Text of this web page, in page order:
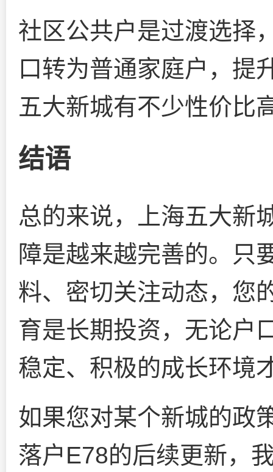
社区公共户是过渡选择
口转为普通家庭户，提
五大新城有不少性价比
结语
总的来说，上海五大新
障是越来越完善的。只
料、密切关注动态，您
育是长期投资，无论户
稳定、积极的成长环境
如果您对某个新城的政
落户E78的后续更新，